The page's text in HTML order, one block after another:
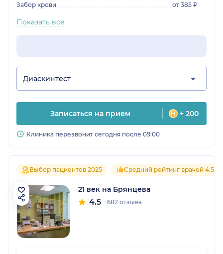
Забор крови
от 385 ₽
Показать все
Диаскинтест
Записаться на прием + 200
Клиника перезвонит сегодня после 09:00
Выбор пациентов 2025 Средний рейтинг врачей 4.5
21 век на Брянцева
4.5 682 отзыва